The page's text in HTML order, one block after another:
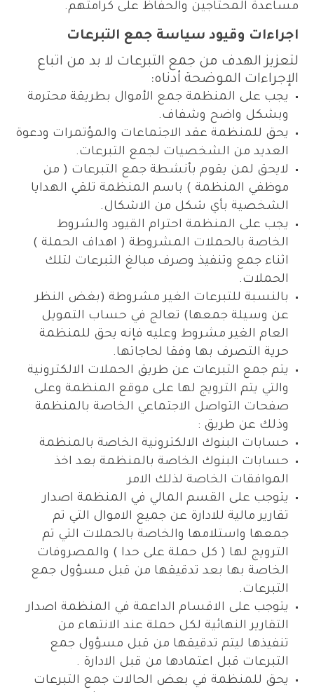
مساعدة المحتاجين والحفاظ على كرامتهم.
اجراءات وقيود سياسة جمع التبرعات
لتعزيز الهدف من جمع التبرعات لا بد من اتباع
الإجراءات الموضحة أدناه:
يجب على المنظمة جمع الأموال بطريقة محترمة
وبشكل واضح وشفاف.
يحق للمنظمة عقد الاجتماعات والمؤتمرات ودعوة
العديد من الشخصيات لجمع التبرعات.
لايحق لمن يقوم بأنشطة جمع التبرعات ( من
موظفي المنظمة ) باسم المنظمة تلقي الهدايا
الشخصية بأي شكل من الاشكال.
يجب على المنظمة احترام القيود والشروط
الخاصة بالحملات المشروطة ( اهداف الحملة )
اثناء جمع وتنفيذ وصرف مبالغ التبرعات لتلك
الحملات.
بالنسبة للتبرعات الغير مشروطة (بغض النظر
عن وسيلة جمعها) تعالج في حساب التمويل
العام الغير مشروط وعليه فإنه يحق للمنظمة
حرية التصرف بها وفقا لحاجاتها.
يتم جمع التبرعات عن طريق الحملات الالكترونية
والتي يتم الترويج لها على موقع المنظمة وعلى
صفحات التواصل الاجتماعي الخاصة بالمنظمة
وذلك عن طريق :
حسابات البنوك الالكترونية الخاصة بالمنظمة
حسابات البنوك الخاصة بالمنظمة بعد اخذ
الموافقات الخاصة لذلك الامر
يتوجب على القسم المالي في المنظمة اصدار
تقارير مالية للادارة عن جميع الاموال التي تم
جمعها واستلامها والخاصة بالحملات التي تم
الترويج لها ( كل حملة على حدا ) والمصروفات
الخاصة بها بعد تدقيقها من قبل مسؤول جمع
التبرعات.
يتوجب على الاقسام الداعمة في المنظمة اصدار
التقارير النهائية لكل حملة عند الانتهاء من
تنفيذها ليتم تدقيقها من قبل مسؤول جمع
التبرعات قبل اعتمادها من قبل الادارة .
يحق للمنظمة في بعض الحالات جمع التبرعات